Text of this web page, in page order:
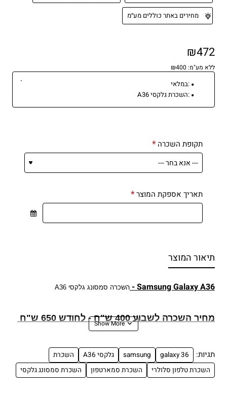
מחירים באתר כוללים מע״מ
₪472
ללא מע"מ: ₪400
:במלאי
:השכרת גלקסי A36
תקופת השכרה
תאריך אספקת המוצר
תיאור המוצר
Samsung Galaxy A36 - השכרה סמסונג גלקסי A36
מחיר השכרה לשבוע 400 ש"ח - לחודש 650 ש"ח
מחירים לא כוללים מע"מ
השכרת סמסונג גלקסי A36
תגיות: galaxy 36
samsung גלקסי A36
השכרת
השכרת טלפון סלולרי
השכרת סמארטפון השכרת סמסונג גלקסי